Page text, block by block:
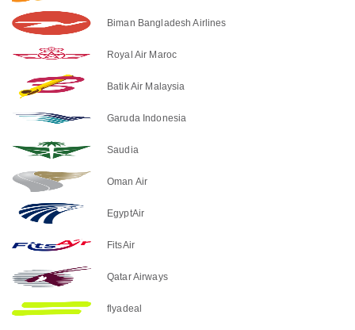
Biman Bangladesh Airlines
Royal Air Maroc
Batik Air Malaysia
Garuda Indonesia
Saudia
Oman Air
EgyptAir
FitsAir
Qatar Airways
flyadeal